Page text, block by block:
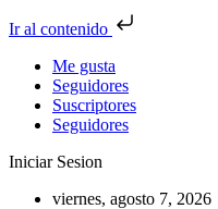
Ir al contenido
Me gusta
Seguidores
Suscriptores
Seguidores
Iniciar Sesion
viernes, agosto 7, 2026